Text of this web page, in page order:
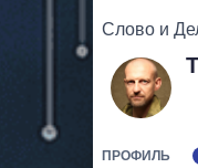
Слово и
ПРОФИЛЬ